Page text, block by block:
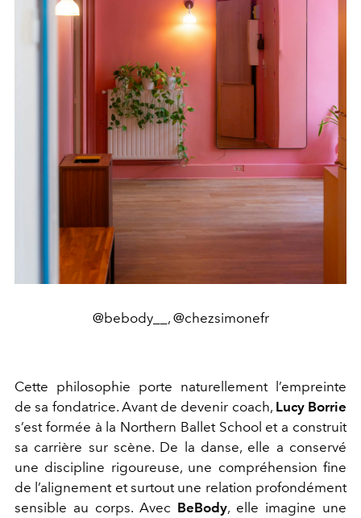
@bebody__, @chezsimonefr
Cette philosophie porte naturellement l’empreinte
de sa fondatrice. Avant de devenir coach, Lucy Borrie
s’est formée à la Northern Ballet School et a construit
sa carrière sur scène. De la danse, elle a conservé
une discipline rigoureuse, une compréhension fine
de l’alignement et surtout une relation profondément
sensible au corps. Avec BeBody, elle imagine une